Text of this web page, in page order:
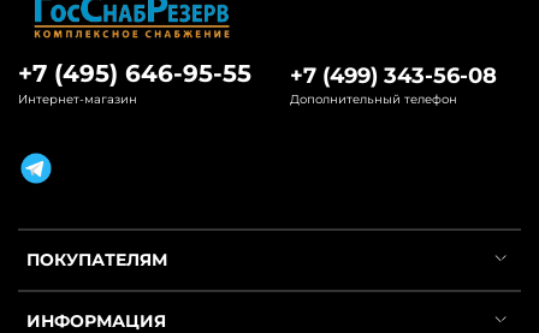
ПОКУПАТЕЛЯМ
ИНФОРМАЦИЯ
+7 (495) 646-95-55
Интернет-магазин
+7 (499) 343-56-08
Дополнительный телефон